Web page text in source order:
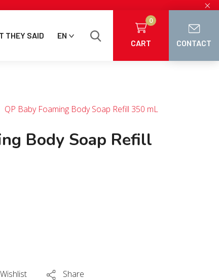
×
THEY SAID EN
CART
0
CONTACT
QP Baby Foaming Body Soap Refill 350 mL
Body Soap Refill
Wishlist Share